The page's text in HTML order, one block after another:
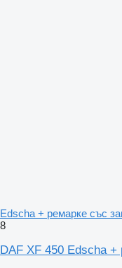
Edscha + ремарке със
8
DAF XF 450 Edscha +